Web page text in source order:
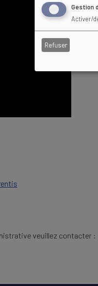
veuillez contacter :
Gestion
Activer/
Refuser